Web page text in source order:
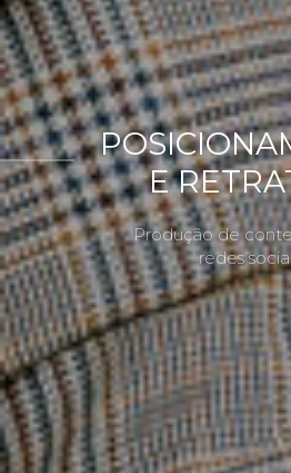
E
Produção de
redes